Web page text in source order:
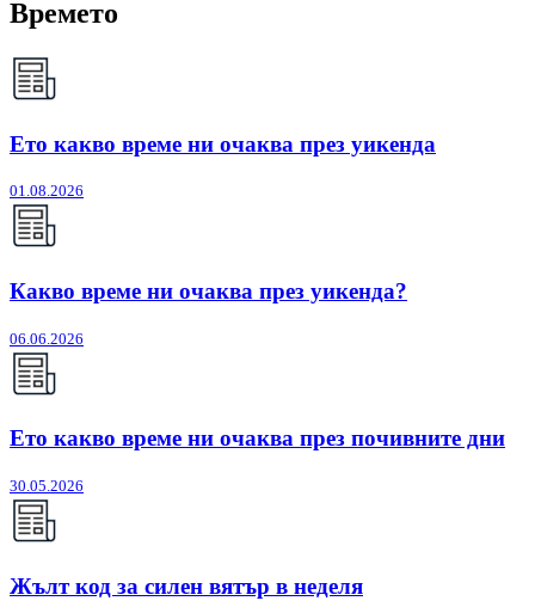
Времето
Ето какво време ни очаква през уикенда
01.08.2026
Какво време ни очаква през уикенда?
06.06.2026
Ето какво време ни очаква през почивните дни
30.05.2026
Жълт код за силен вятър в неделя